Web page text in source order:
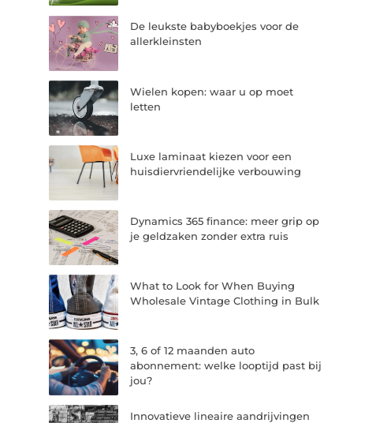
De leukste babyboekjes voor de
allerkleinsten
Wielen kopen: waar u op moet
letten
Luxe laminaat kiezen voor een
huisdiervriendelijke verbouwing
Dynamics 365 finance: meer grip op
je geldzaken zonder extra ruis
What to Look for When Buying
Wholesale Vintage Clothing in Bulk
3, 6 of 12 maanden auto
abonnement: welke looptijd past bij
jou?
Innovatieve lineaire aandrijvingen